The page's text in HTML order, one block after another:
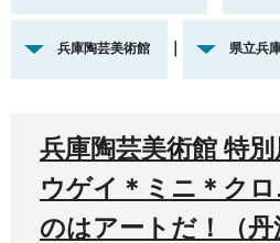
兵庫陶芸美術館 県立兵
兵庫陶芸美術館 特
ウゲイ＊ミニ＊ク
のはアートだ！（丹